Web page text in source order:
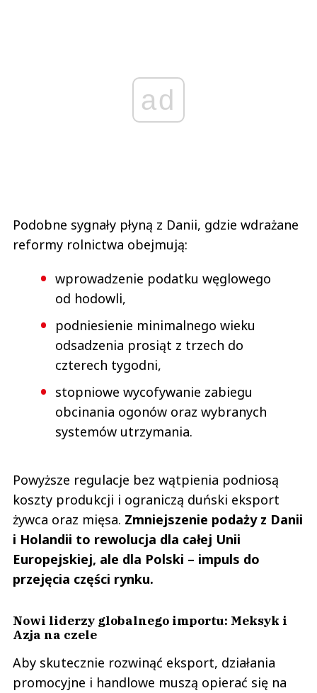
ad
Podobne sygnały płyną z Danii, gdzie wdrażane
reformy rolnictwa obejmują:
wprowadzenie podatku węglowego
od hodowli,
podniesienie minimalnego wieku
odsadzenia prosiąt z trzech do
czterech tygodni,
stopniowe wycofywanie zabiegu
obcinania ogonów oraz wybranych
systemów utrzymania.
Powyższe regulacje bez wątpienia podniosą
koszty produkcji i ograniczą duński eksport
żywca oraz mięsa. Zmniejszenie podaży z Danii
i Holandii to rewolucja dla całej Unii
Europejskiej, ale dla Polski – impuls do
przejęcia części rynku.
Nowi liderzy globalnego importu: Meksyk i
Azja na czele
Aby skutecznie rozwinąć eksport, działania
promocyjne i handlowe muszą opierać się na